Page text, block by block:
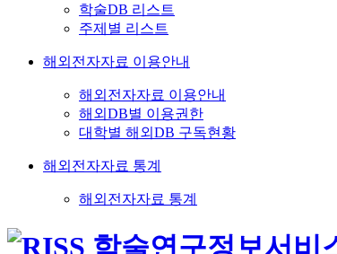
학술DB 리스트
주제별 리스트
해외전자자료 이용안내
해외전자자료 이용안내
해외DB별 이용권한
대학별 해외DB 구독현황
해외전자자료 통계
해외전자자료 통계